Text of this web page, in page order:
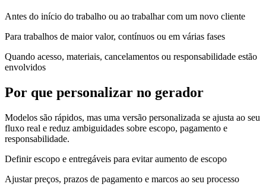
Antes do início do trabalho ou ao trabalhar com um novo cliente
Para trabalhos de maior valor, contínuos ou em várias fases
Quando acesso, materiais, cancelamentos ou responsabilidade estão
envolvidos
Por que personalizar no gerador
Modelos são rápidos, mas uma versão personalizada se ajusta ao seu
fluxo real e reduz ambiguidades sobre escopo, pagamento e
responsabilidade.
Definir escopo e entregáveis para evitar aumento de escopo
Ajustar preços, prazos de pagamento e marcos ao seu processo